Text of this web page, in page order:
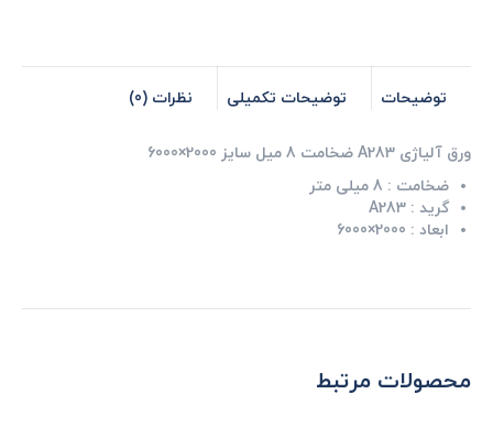
توضیحات توضیحات تکمیلی نظرات (0)
ورق آلیاژی A283 ضخامت 8 میل سایز 2000×6000
ضخامت : 8 میلی متر
گرید : A283
ابعاد : 2000×6000
محصولات مرتبط